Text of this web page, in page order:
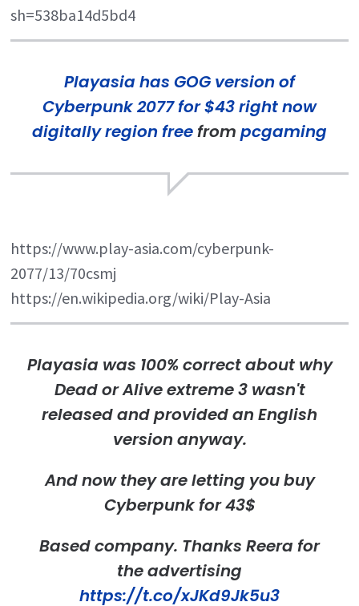
sh=538ba14d5bd4
Playasia has GOG version of
Cyberpunk 2077 for $43 right now
digitally region freefrom pcgaming
https://www.play-asia.com/cyberpunk-
2077/13/70csmj
https://en.wikipedia.org/wiki/Play-Asia
Playasia was 100% correct about why
Dead or Alive extreme 3 wasn't
released and provided an English
version anyway.
And now they are letting you buy
Cyberpunk for 43$
Based company. Thanks Reera for
the advertising
https://t.co/xJKd9Jk5u3